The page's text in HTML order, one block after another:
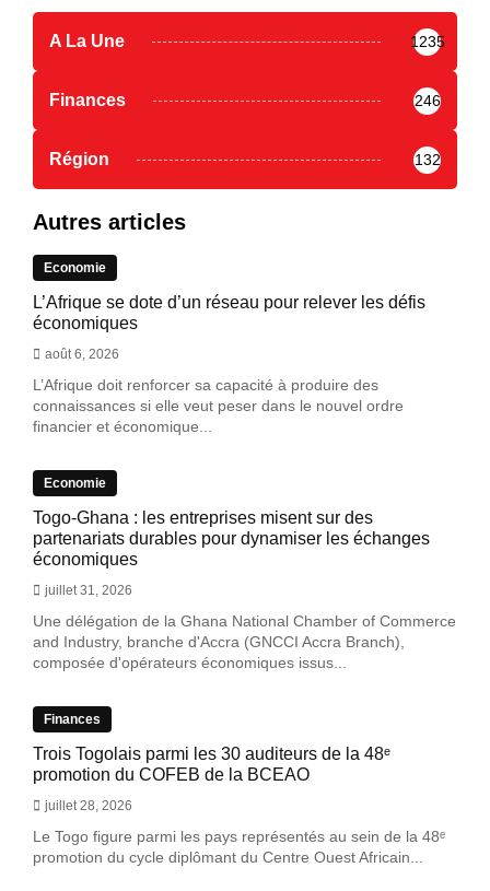
A La Une 1235
Finances 246
Région 132
Autres articles
Economie
L’Afrique se dote d’un réseau pour relever les défis
économiques
août 6, 2026
L’Afrique doit renforcer sa capacité à produire des
connaissances si elle veut peser dans le nouvel ordre
financier et économique...
Economie
Togo-Ghana : les entreprises misent sur des
partenariats durables pour dynamiser les échanges
économiques
juillet 31, 2026
Une délégation de la Ghana National Chamber of Commerce
and Industry, branche d'Accra (GNCCI Accra Branch),
composée d'opérateurs économiques issus...
Finances
Trois Togolais parmi les 30 auditeurs de la 48ᵉ
promotion du COFEB de la BCEAO
juillet 28, 2026
Le Togo figure parmi les pays représentés au sein de la 48ᵉ
promotion du cycle diplômant du Centre Ouest Africain...